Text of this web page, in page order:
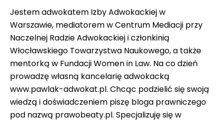
Jestem adwokatem Izby Adwokackiej w
Warszawie, mediatorem w Centrum Mediacji przy
Naczelnej Radzie Adwokackiej i członkinią
Włocławskiego Towarzystwa Naukowego, a także
mentorką w Fundacji Women in Law. Na co dzień
prowadzę własną kancelarię adwokacką
www.pawlak-adwokat.pl. Chcąc podzielić się swoją
wiedzą i doświadczeniem piszę bloga prawniczego
pod nazwą prawobeaty.pl. Specjalizuję się w